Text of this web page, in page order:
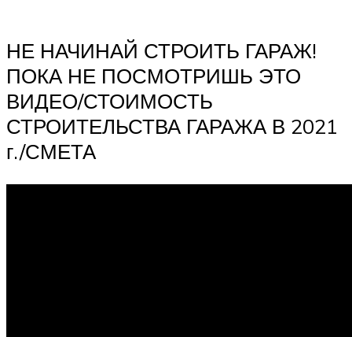
НЕ НАЧИНАЙ СТРОИТЬ ГАРАЖ!
ПОКА НЕ ПОСМОТРИШЬ ЭТО
ВИДЕО/СТОИМОСТЬ
СТРОИТЕЛЬСТВА ГАРАЖА В 2021
г./СМЕТА